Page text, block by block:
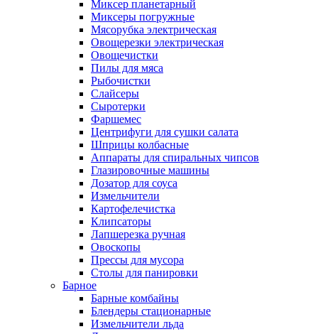
Миксер планетарный
Миксеры погружные
Мясорубка электрическая
Овощерезки электрическая
Овощечистки
Пилы для мяса
Рыбочистки
Слайсеры
Сыротерки
Фаршемес
Центрифуги для сушки салата
Шприцы колбасные
Аппараты для спиральных чипсов
Глазировочные машины
Дозатор для соуса
Измельчители
Картофелечистка
Клипсаторы
Лапшерезка ручная
Овоскопы
Прессы для мусора
Столы для панировки
Барное
Барные комбайны
Блендеры стационарные
Измельчители льда